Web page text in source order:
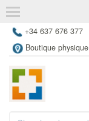
+34 637 676 377
Boutique physique